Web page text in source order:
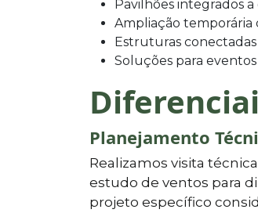
Pavilhões integrados
Ampliação temporária
Estruturas
Soluções para
Planejamento
Realizamos visita
estudo de ventos para
projeto específico